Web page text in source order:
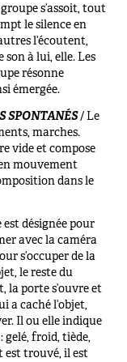
s’assoit, tout
le silence en
l’écoutent,
à lui, elle. Les
résonne
émergée.
SPONTANÉS/Le
marches.
vide et compose
mouvement
dans le
désignée pour
avec la caméra
s’occuper de la
le reste du
la porte s’ouvre et
a caché l’objet,
Il ou elle indique
froid, tiède,
est trouvé, il est